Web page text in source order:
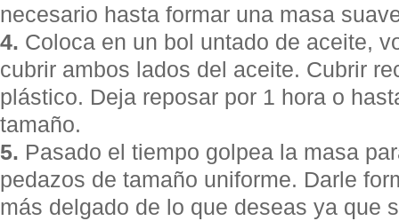
necesario hasta formar una masa
4. Coloca en un bol untado de aceite,
cubrir ambos lados del aceite. Cubrir
plástico. Deja reposar por 1 hora o
tamaño.
5. Pasado el tiempo golpea la masa
pedazos de tamaño uniforme. Darle
más delgado de lo que deseas ya que